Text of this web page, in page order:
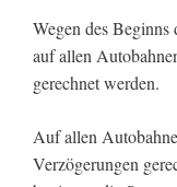
Wegen des Beginns
auf allen
gerechnet werden.
Auf allen
Verzögerungen